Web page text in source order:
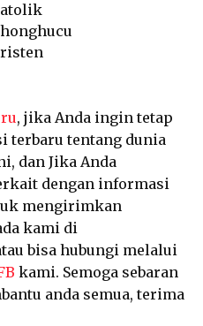
, jika Anda ingin tetap
terbaru tentang dunia
dan Jika Anda
dengan informasi
mengirimkan
kami di
bisa hubungi melalui
kami. Semoga sebaran
anda semua, terima